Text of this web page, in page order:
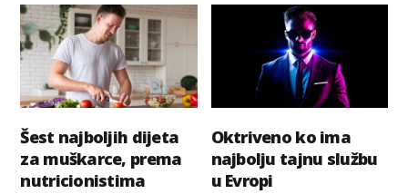
Šest najboljih dijeta
za muškarce, prema
nutricionistima
Oktriveno ko ima
najbolju tajnu službu
u Evropi